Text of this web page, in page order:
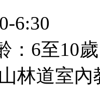
6:30
：6至10歲
林道室內